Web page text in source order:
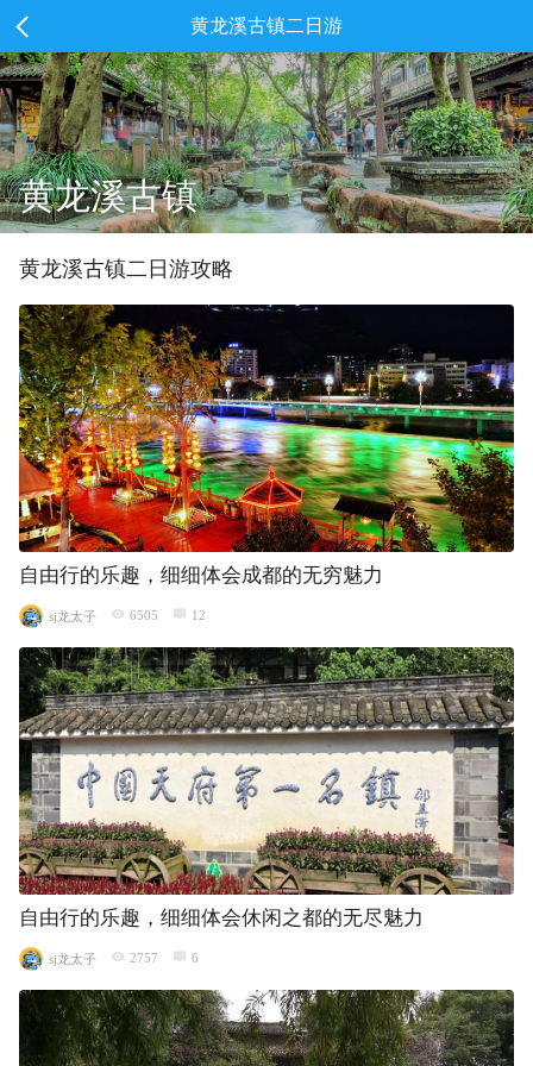
黄龙溪古镇二日游
黄龙溪古镇
黄龙溪古镇二 日游攻略
自由行的乐趣，细细体会成都的无穷魅力
sj龙太子 6505 12
自由行的乐趣，细细体会休闲之都的无尽魅力
sj龙太子 2757 6